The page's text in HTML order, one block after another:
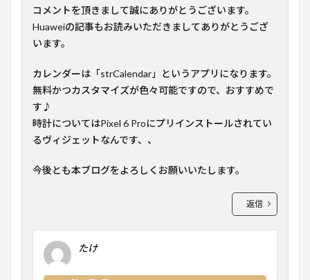
コメントを頂きまして誠にありがとうございます。
Huaweiの記事もお読みいただきましてありがとうござ
います。
カレンダーは「strCalendar」というアプリになります。
無料かつカスタマイズが色々可能ですので、おすすめで
す♪
時計についてはPixel 6 Proにプリインストールされてい
るヴィジェットなんです、、
今後とも本ブログをよろしくお願いいたします。
返信
たけ